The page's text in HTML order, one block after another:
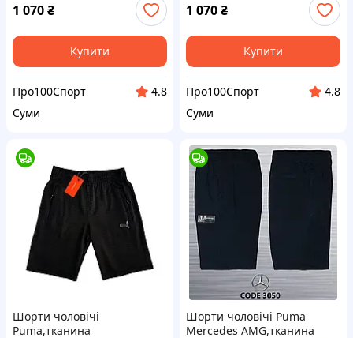
1 070₴
Купити
Про100Спорт
4.8
Суми
1 070₴
Купити
Про100Спорт
4.8
Суми
Шорти чоловічі
Puma,тканина
Шорти чоловічі Puma
Mercedes AMG,тканина